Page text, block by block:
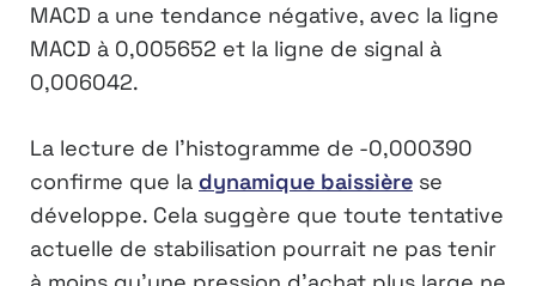
MACD a une tendance négative, avec la ligne
MACD à 0,005652 et la ligne de signal à
0,006042.
La lecture de l’histogramme de -0,000390
confirme que la dynamique baissière se
développe. Cela suggère que toute tentative
actuelle de stabilisation pourrait ne pas tenir